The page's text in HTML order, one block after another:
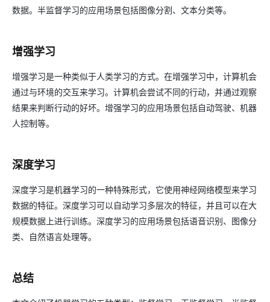
数据。半监督学习的应用场景包括图像分割、文本分类等。
增强学习
增强学习是一种类似于人类学习的方式。在增强学习中，计算机会
通过与环境的交互来学习。计算机会尝试不同的行动，并通过观察
结果来判断行动的好坏。增强学习的应用场景包括自动驾驶、机器
人控制等。
深度学习
深度学习是机器学习的一种特殊形式，它使用神经网络模型来学习
数据的特征。深度学习可以自动学习多层次的特征，并且可以在大
规模数据上进行训练。深度学习的应用场景包括语音识别、图像分
类、自然语言处理等。
总结